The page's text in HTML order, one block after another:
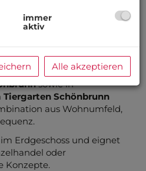
1130 Wien
generalsaniertes
Potenzial in der
Gemeindebezirk. Die Lage
sowie in
Tiergarten Schönbrunn
aus Wohnumfeld,
Erdgeschoss und eignet
oder
Konzepte.
immer
aktiv
Alle akzeptieren